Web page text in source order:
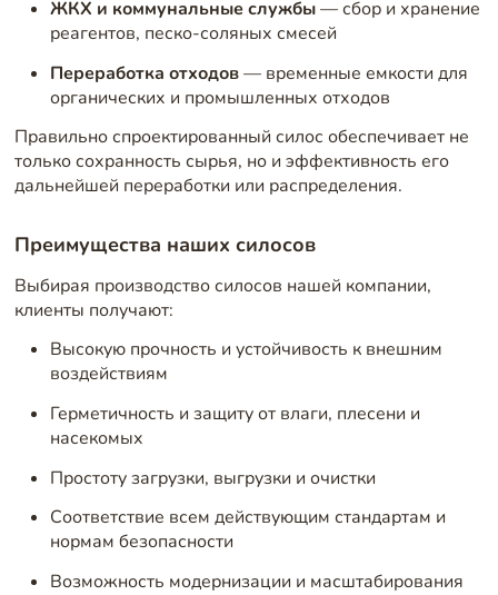
ЖКХ и коммунальные службы— сбор и хранение
реагентов, песко-соляных смесей
Переработка отходов— временные емкости для
органических и промышленных отходов
Правильно спроектированный силос обеспечивает не
только сохранность сырья, но и эффективность его
дальнейшей переработки или распределения.
Преимущества наших силосов
Выбирая производство силосов нашей компании,
клиенты получают:
Высокую прочность и устойчивость к внешним
воздействиям
Герметичность и защиту от влаги, плесени и
насекомых
Простоту загрузки, выгрузки и очистки
Соответствие всем действующим стандартам и
нормам безопасности
Возможность модернизации и масштабирования